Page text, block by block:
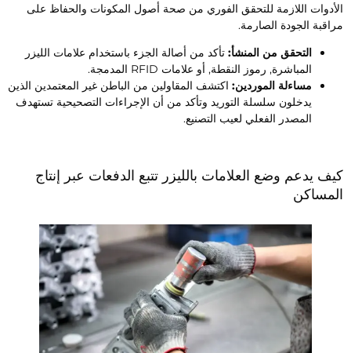
اللازمة للتحقق الفوري من صحة أصول المكونات والحفاظ على
الجودة الصارمة.
التحقق من المنشأ:تأكد من أصالة الجزء باستخدام علامات الليزر
المباشرة, رموز النقطة, أو علامات RFID المدمجة.
مساءلة الموردين:اكتشف المقاولين من الباطن غير المعتمدين الذين
يدخلون سلسلة التوريد وتأكد من أن الإجراءات التصحيحية تستهدف
المصدر الفعلي لعيب التصنيع.
يدعم وضع العلامات بالليزر تتبع الدفعات عبر إنتاج